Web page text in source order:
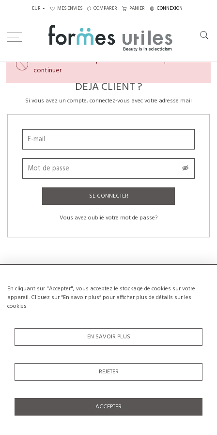
En cliquant sur "Accepter", vous acceptez le stockage de cookies sur votre
appareil. Cliquez sur “En savoir plus” pour afficher plus de détails sur les
cookies
EN SAVOIR PLUS
REJETER
ACCEPTER
EUR MES ENVIES COMPARER PANIER CONNEXION
Veuillez créer un compte ou vous connecter pour
continuer
DÉJÀ CLIENT ?
Si vous avez un compte, connectez-vous avec votre adresse mail
SE CONNECTER
Vous avez oublié votre mot de passe?
NOUVEAUX CLIENTS
La création d’un compte a de nombreux avantages: sauvegarder la liste de vos
CRÉER UN COMPTE